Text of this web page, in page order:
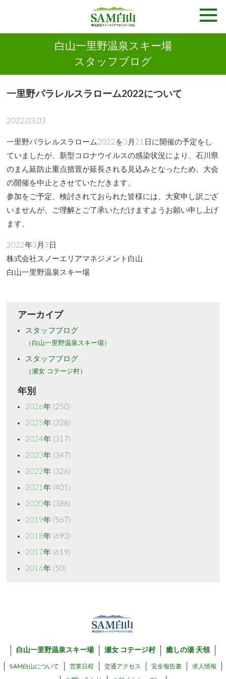
白山一里野温泉スキー場
スタッフブログ
一里野パラレルスラローム2022について
2022.03.03
一里野パラレルスラローム2022を3月21日に開催の予定をし
ていましたが、新型コロナウイルスの感染状況により、石川県
のまん延防止重点措置が延長される見込みとなったため、大会
の開催を中止とさせていただきます。
参加をご予定、検討されておられた皆様には、大変申し訳ござ
いませんが、ご理解とご了承いただけますようお願い申し上げ
ます。
2022年3月3日
株式会社スノーエリアマネジメント白山
白山一里野温泉スキー場
アーカイブ
スタッフブログ
（白山一里野温泉スキー場）
スタッフブログ
（瀬女 コテージ村）
年別
2026年(250)
2025年(328)
2024年(317)
2023年(347)
2022年(326)
2021年(401)
2020年(388)
2019年(567)
2018年(693)
2017年(619)
2016年(50)
白山一里野温泉スキー場 瀬女 コテージ村 癒しの湯 天領
SAM白山について 営業日程 交通アクセス 安全報告書 求人情報